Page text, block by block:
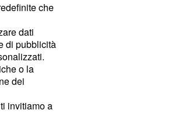
che
dati
di pubblicità
o la
dei
invitiamo a